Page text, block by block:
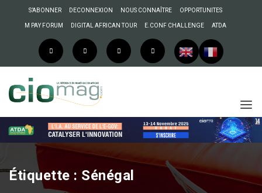
S’ABONNER DECONNEXION NOUS CONNAÎTRE OPPORTUNITES
M PAY FORUM DIGITAL AFRICAN TOUR E.CONF CHALLENGE ATDA
Étiquette : Sénégal